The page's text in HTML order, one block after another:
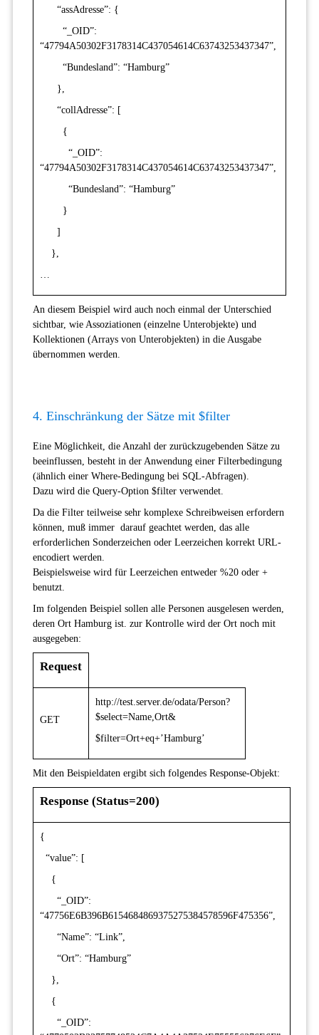
“assAdresse”: {
“_OID”:
“47794A50302F3178314C437054614C63743253437347”,
“Bundesland”: “Hamburg”
},
“collAdresse”: [
{
“_OID”:
“47794A50302F3178314C437054614C63743253437347”,
“Bundesland”: “Hamburg”
}
]
},
…
An diesem Beispiel wird auch noch einmal der Unterschied
sichtbar, wie Assoziationen (einzelne Unterobjekte) und
Kollektionen (Arrays von Unterobjekten) in die Ausgabe
übernommen werden.
4. Einschränkung der Sätze mit $filter
Eine Möglichkeit, die Anzahl der zurückzugebenden Sätze zu
beeinflussen, besteht in der Anwendung einer Filterbedingung
(ähnlich einer Where-Bedingung bei SQL-Abfragen).
Dazu wird die Query-Option $filter verwendet.
Da die Filter teilweise sehr komplexe Schreibweisen erfordern
können, muß immer darauf geachtet werden, das alle
erforderlichen Sonderzeichen oder Leerzeichen korrekt URL-
encodiert werden.
Beispielsweise wird für Leerzeichen entweder %20 oder +
benutzt.
Im folgenden Beispiel sollen alle Personen ausgelesen werden,
deren Ort Hamburg ist. zur Kontrolle wird der Ort noch mit
ausgegeben:
Request
GET
http://test.server.de/odata/Person?
$select=Name,Ort&
$filter=Ort+eq+’Hamburg’
Mit den Beispieldaten ergibt sich folgendes Response-Objekt:
Response (Status=200)
{
“value”: [
{
“_OID”:
“47756E6B396B6154684869375275384578596F475356”,
“Name”: “Link”,
“Ort”: “Hamburg”
},
{
“_OID”: